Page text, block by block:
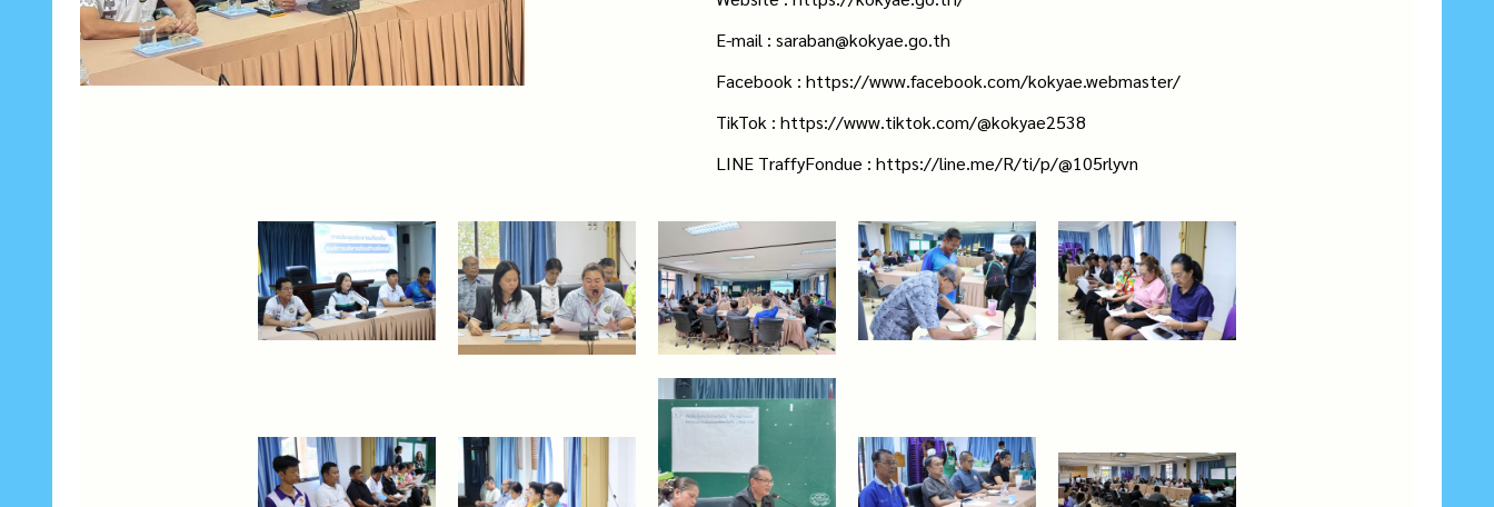
E-mail : saraban@kokyae.go.th
Facebook : https://www.facebook.com/kokyae.webmaster/
TikTok : https://www.tiktok.com/@kokyae2538
LINE TraffyFondue : https://line.me/R/ti/p/@105rlyvn